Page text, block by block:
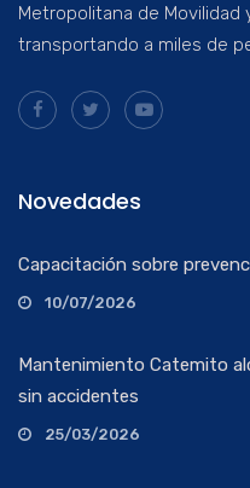
Metropolitana de Movilidad
transportando a miles de
Novedades
Capacitación sobre
10/07/2026
Mantenimiento Catemito
sin accidentes
25/03/2026